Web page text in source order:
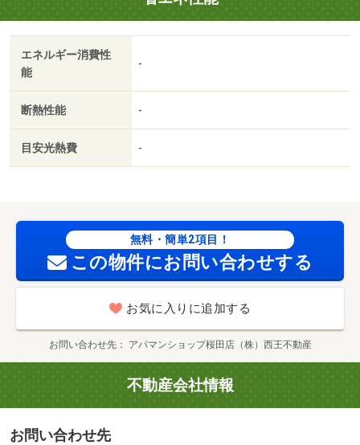
エネルギー消費性
能
-
断熱性能 -
目安光熱費 -
無料・簡単2項目！
この物件にお問い合わせする
お気に入りに追加する
お問い合わせ先 アパマンショップ桜田店（株）西王不動産
不動産会社情報
お問い合わせ先